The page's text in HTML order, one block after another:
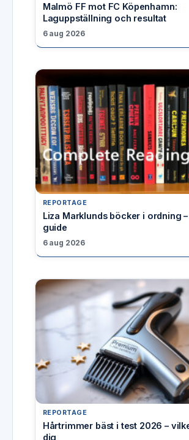
Malmö FF mot FC Köpenhamn:
Laguppställning och resultat
6 aug 2026
REPORTAGE
Liza Marklunds böcker i ordning
guide
6 aug 2026
REPORTAGE
Hårtrimmer bäst i test 2026 –
dig